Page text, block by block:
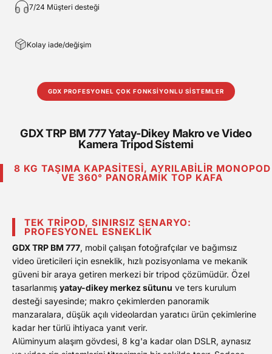
7/24 Müşteri desteği
Kolay iade/değişim
GDX PROFESYONEL ÇOK FONKSİYONLU SİSTEMLER
GDX TRP BM 777 Yatay-Dikey Makro ve Video
Kamera Tripod Sistemi
8 KG TAŞIMA KAPASITESI, AYRILABILIR MONOPOD
VE 360° PANORAMIK TOP KAFA
TEK TRIPOD, SINIRSIZ SENARYO:
PROFESYONEL ESNEKLIK
GDX TRP BM 777, mobil çalışan fotoğrafçılar ve bağımsız
video üreticileri için esneklik, hızlı pozisyonlama ve mekanik
güveni bir araya getiren merkezi bir tripod çözümüdür. Özel
tasarlanmış yatay-dikey merkez sütunu ve ters kurulum
desteği sayesinde; makro çekimlerden panoramik
manzaralara, düşük açılı videolardan yaratıcı ürün çekimlerine
kadar her türlü ihtiyaca yanıt verir.
Alüminyum alaşım gövdesi, 8 kg'a kadar olan DSLR, aynasız